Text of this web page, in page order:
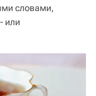
словами,
или